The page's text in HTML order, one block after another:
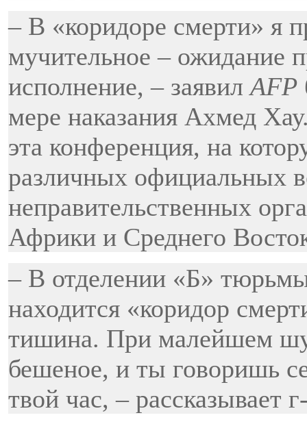
– В «коридоре смерти» я
мучительное – ожидание
исполнение, – заявилAFP
мере наказания Ахмед
эта конференция, на
различных официальных
неправительственных
Африки и Среднего
– В отделении «Б»
находится «коридор
тишина. При малейшем
бешеное, и ты говоришь
твой час, – рассказывает